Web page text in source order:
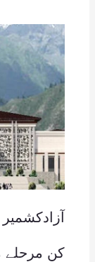
کن مرحلے